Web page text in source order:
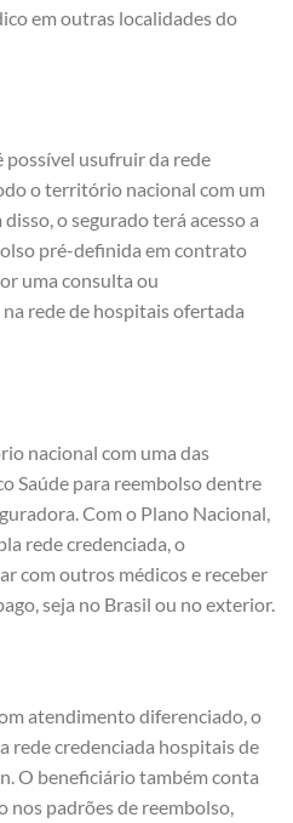
em outras localidades do
possível usufruir da rede
o território nacional com um
o segurado terá acesso a
pré-definida em contrato
uma consulta ou
rede de hospitais ofertada
nacional com uma das
Saúde para reembolso dentre
Com o Plano Nacional,
rede credenciada, o
com outros médicos e receber
seja no Brasil ou no exterior.
atendimento diferenciado, o
rede credenciada hospitais de
O beneficiário também conta
padrões de reembolso,